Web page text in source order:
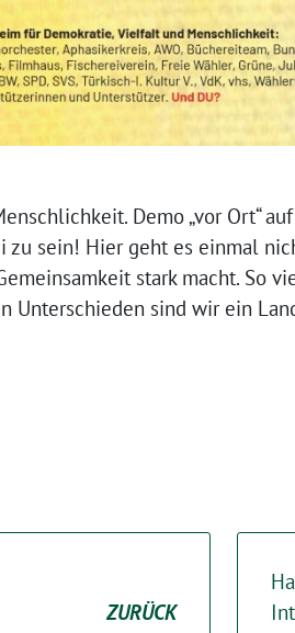
Demo „vor Ort“
zu sein! Hier geht es einmal
stark macht. So
Unterschieden sind wir ein
ZURÜCK